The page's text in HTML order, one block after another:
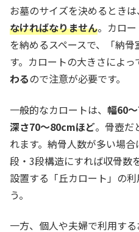
お墓のサイズを決めるときは
なければなりません。カロ
を納めるスペースで、「納
す。カロートの大きさによっ
わるので注意が必要です。
一般的なカロートは、 幅60
深さ70〜80cmほど。骨壺だ
れます。納骨人数が多い場
段・3段構造にすれば収骨数
設置する「丘カロート」の
う。
一方、個人や夫婦で利用す